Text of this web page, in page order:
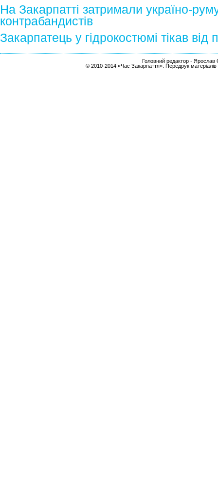
На Закарпатті затримали україно-
контрабандистів
Закарпатець у гідрокостюмі тікав
Головний редактор - Ярослав
© 2010-2014 «Час Закарпаття». Передрук